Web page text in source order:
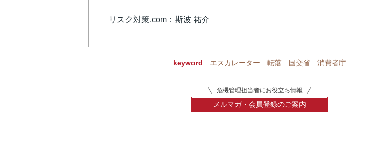
リスク対策.com：斯波 祐介
keyword エスカレーター 転落 国交省 消費者庁
危機管理担当者にお役立ち情報
メルマガ・会員登録のご案内